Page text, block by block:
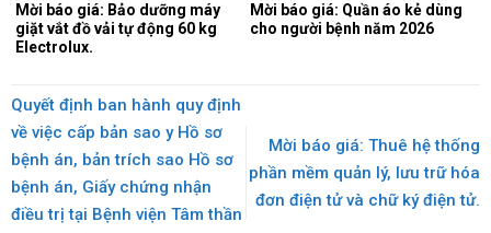
Mời báo giá: Bảo dưỡng máy
giặt vắt đồ vải tự động 60 kg
Electrolux.
Mời báo giá: Quần áo kẻ dùng
cho người bệnh năm 2026
Quyết định ban hành quy định
về việc cấp bản sao y Hồ sơ
bệnh án, bản trích sao Hồ sơ
bệnh án, Giấy chứng nhận
điều trị tại Bệnh viện Tâm thần
Mời báo giá: Thuê hệ thống
phần mềm quản lý, lưu trữ hóa
đơn điện tử và chữ ký điện tử.